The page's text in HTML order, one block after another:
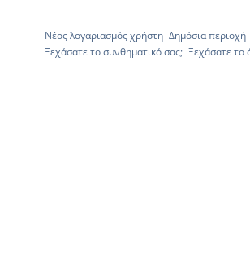
Νέος λογαριασμός χρήστη Δημόσια περιοχή
Ξεχάσατε το συνθηματικό σας; Ξεχάσατε το